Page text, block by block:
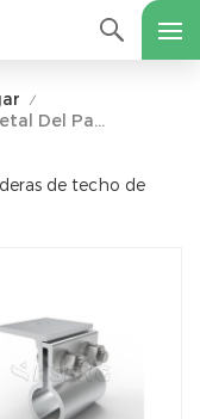
/
Abrazaderas De Techo De Metal Del Panel Solar
de techo de